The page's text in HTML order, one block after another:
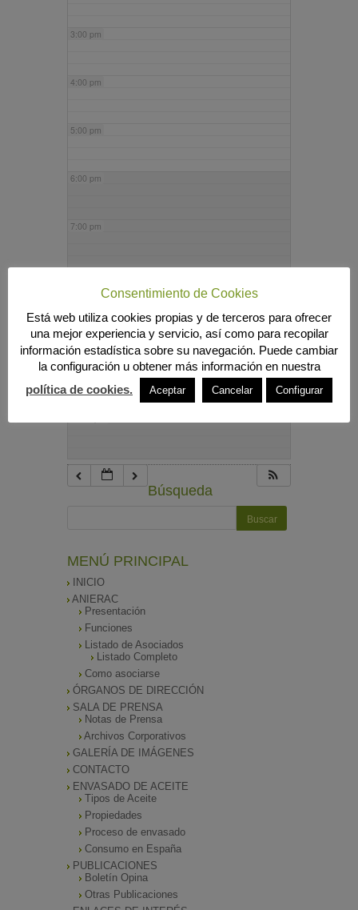
3:00 pm
4:00 pm
5:00 pm
6:00 pm
7:00 pm
9:00 pm
10:00 pm
Búsqueda
MENÚ PRINCIPAL
INICIO
ANIERAC
Presentación
Funciones
Listado de Asociados
Listado Completo
Como asociarse
ÓRGANOS DE DIRECCIÓN
SALA DE PRENSA
Notas de Prensa
Archivos Corporativos
GALERÍA DE IMÁGENES
CONTACTO
ENVASADO DE ACEITE
Tipos de Aceite
Propiedades
Proceso de envasado
Consumo en España
PUBLICACIONES
Boletín Opina
Otras Publicaciones
Consentimiento de Cookies
Está web utiliza cookies propias y de terceros para ofrecer
una mejor experiencia y servicio, así como para recopilar
información estadística sobre su navegación. Puede cambiar
la configuración u obtener más información en nuestra
política de cookies.
Aceptar Cancelar Configurar